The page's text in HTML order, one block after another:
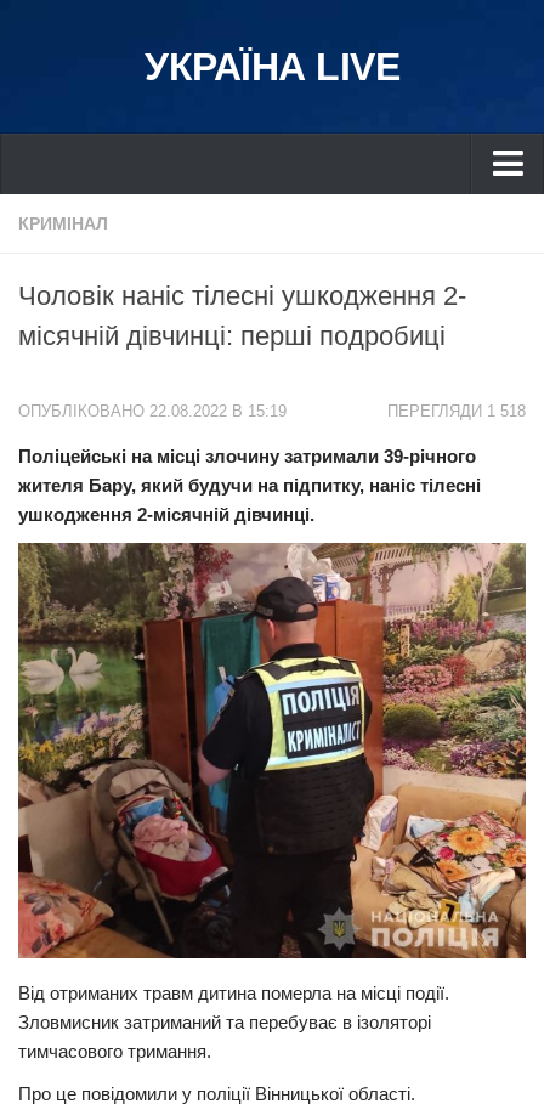
УКРАЇНА LIVE
Україна
Дніпро
Львів
Харків
Донбас
Одеса
Схід
Прикарпаття
Економіка
Політика
Світ
Цікаво
Наука
Технології
Історії
Рецепти
Привітання
Здоров’я
Кримінал
КРИМІНАЛ
Чоловік наніс тілесні ушкодження 2-
місячній дівчинці: перші подробиці
ПЕРЕГЛЯДИ 1 518
ОПУБЛІКОВАНО 22.08.2022 В 15:19
Поліцейські на місці злочину затримали 39-річного
жителя Бару, який будучи на підпитку, наніс тілесні
ушкодження 2-місячній дівчинці.
Від отриманих травм дитина померла на місці події.
Зловмисник затриманий та перебуває в ізоляторі
тимчасового тримання.
Про це повідомили у поліції Вінницької області.